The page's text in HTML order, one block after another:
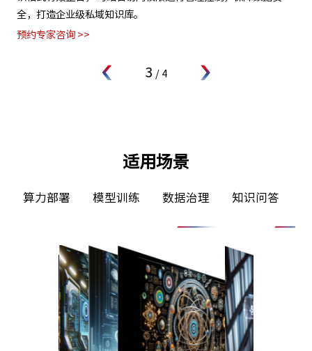
全，打造企业级私域知识库。
预约专家咨询 >>
3 / 4
适用场景
算力部署 模型训练 数据治理 知识问答